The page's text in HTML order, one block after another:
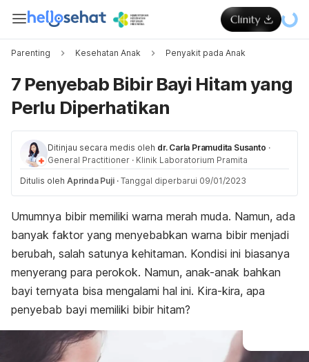
Parenting Kesehatan Anak Penyakit pada Anak
7 Penyebab Bibir Bayi Hitam yang
Perlu Diperhatikan
Ditinjau secara medis oleh dr. Carla Pramudita Susanto ·
General Practitioner · Klinik Laboratorium Pramita
Ditulis oleh Aprinda Puji · Tanggal diperbarui 09/01/2023
Umumnya bibir memiliki warna merah muda. Namun, ada
banyak faktor yang menyebabkan warna bibir menjadi
berubah, salah satunya kehitaman. Kondisi ini biasanya
menyerang para perokok. Namun, anak-anak bahkan
bayi ternyata bisa mengalami hal ini. Kira-kira, apa
penyebab bayi memiliki bibir hitam?